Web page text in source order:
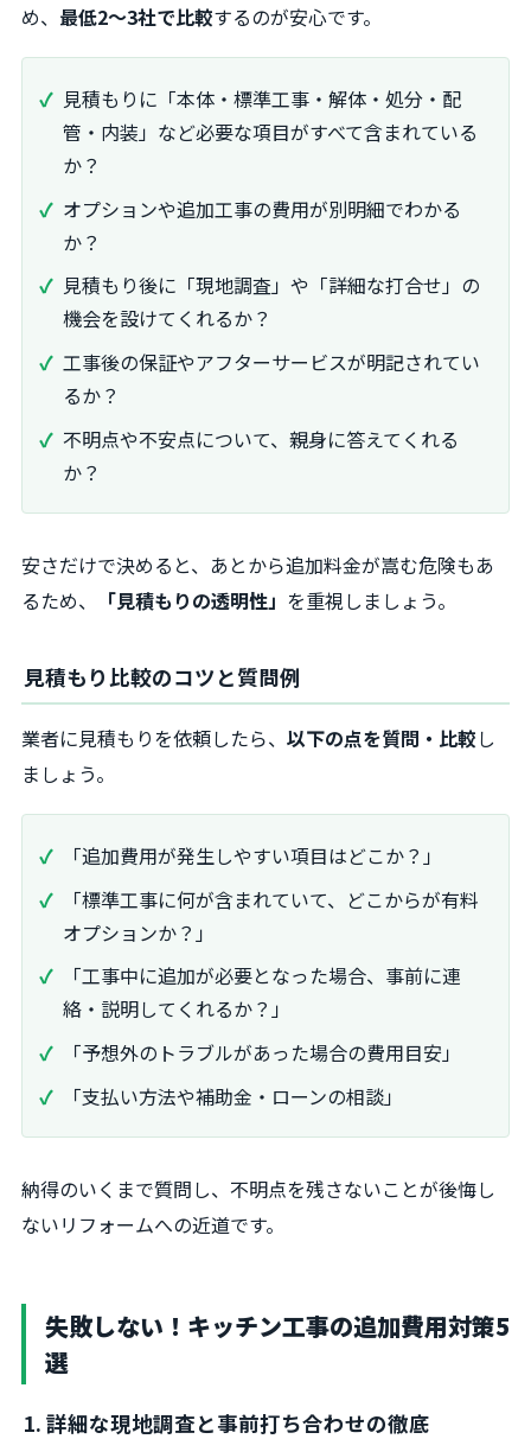
め、 最低2～3社で比較するのが安心です。
見積もりに「本体・標準工事・解体・処分・配
管・内装」など必要な項目がすべて含まれている
か？
オプションや追加工事の費用が別明細でわかる
か？
見積もり後に「現地調査」や「詳細な打合せ」の
機会を設けてくれるか？
工事後の保証やアフターサービスが明記されてい
るか？
不明点や不安点について、親身に答えてくれる
か？
安さだけで決めると、あとから追加料金が嵩む危険もあ
るため、
「見積もりの透明性」 を重視しましょう。
見積もり比較のコツと質問例
業者に見積もりを依頼したら、 以下の点を質問・比較し
ましょう。
「追加費用が発生しやすい項目はどこか？」
「標準工事に何が含まれていて、どこからが有料
オプションか？」
「工事中に追加が必要となった場合、事前に連
絡・説明してくれるか？」
「予想外のトラブルがあった場合の費用目安」
「支払い方法や補助金・ローンの相談」
納得のいくまで質問し、不明点を残さないことが後悔し
ないリフォームへの近道です。
失敗しない！キッチン工事の追加費用対策5
選
1. 詳細な現地調査と事前打ち合わせの徹底